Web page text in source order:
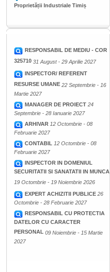
Proprietății Industriale Timiș
RESPONSABIL DE MEDIU - COR
325710 31 August - 29 Aprilie 2027
INSPECTOR/ REFERENT
RESURSE UMANE 22 Septembrie - 16
Martie 2027
MANAGER DE PROIECT 24
Septembrie - 28 Ianuarie 2027
ARHIVAR 12 Octombrie - 08
Februarie 2027
CONTABIL 12 Octombrie - 08
Februarie 2027
INSPECTOR IN DOMENIUL
SECURITATII SI SANATATII IN MUNCA
19 Octombrie - 19 Noiembrie 2026
EXPERT ACHIZITII PUBLICE 26
Octombrie - 28 Februarie 2027
RESPONSABIL CU PROTECTIA
DATELOR CU CARACTER
PERSONAL 09 Noiembrie - 15 Martie
2027